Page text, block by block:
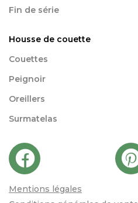
Fin de série
Housse de couette
Couettes
Peignoir
Oreillers
Surmatelas
Mentions légales